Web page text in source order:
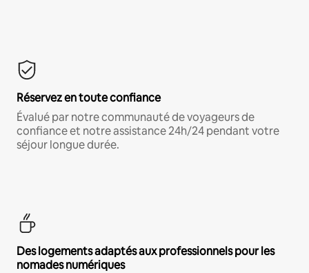
Réservez en toute confiance
Évalué par notre communauté de voyageurs de
confiance et notre assistance 24h/24 pendant votre
séjour longue durée.
Des logements adaptés aux professionnels pour les
nomades numériques